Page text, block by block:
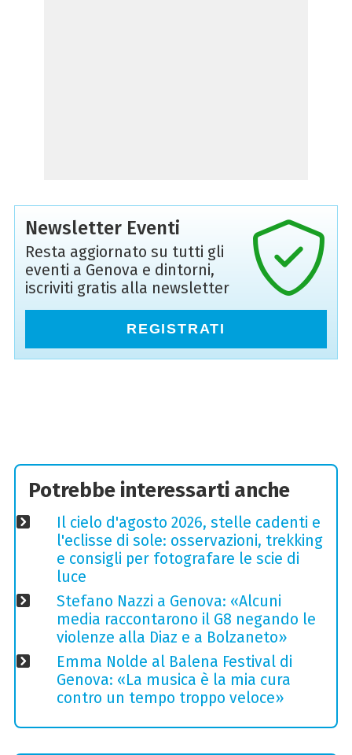
Newsletter Eventi
Resta aggiornato su tutti gli
eventi a Genova e dintorni,
iscriviti gratis alla newsletter
REGISTRATI
Potrebbe interessarti anche
Il cielo d'agosto 2026, stelle cadenti e
l'eclisse di sole: osservazioni, trekking
e consigli per fotografare le scie di
luce
Stefano Nazzi a Genova: «Alcuni
media raccontarono il G8 negando le
violenze alla Diaz e a Bolzaneto»
Emma Nolde al Balena Festival di
Genova: «La musica è la mia cura
contro un tempo troppo veloce»